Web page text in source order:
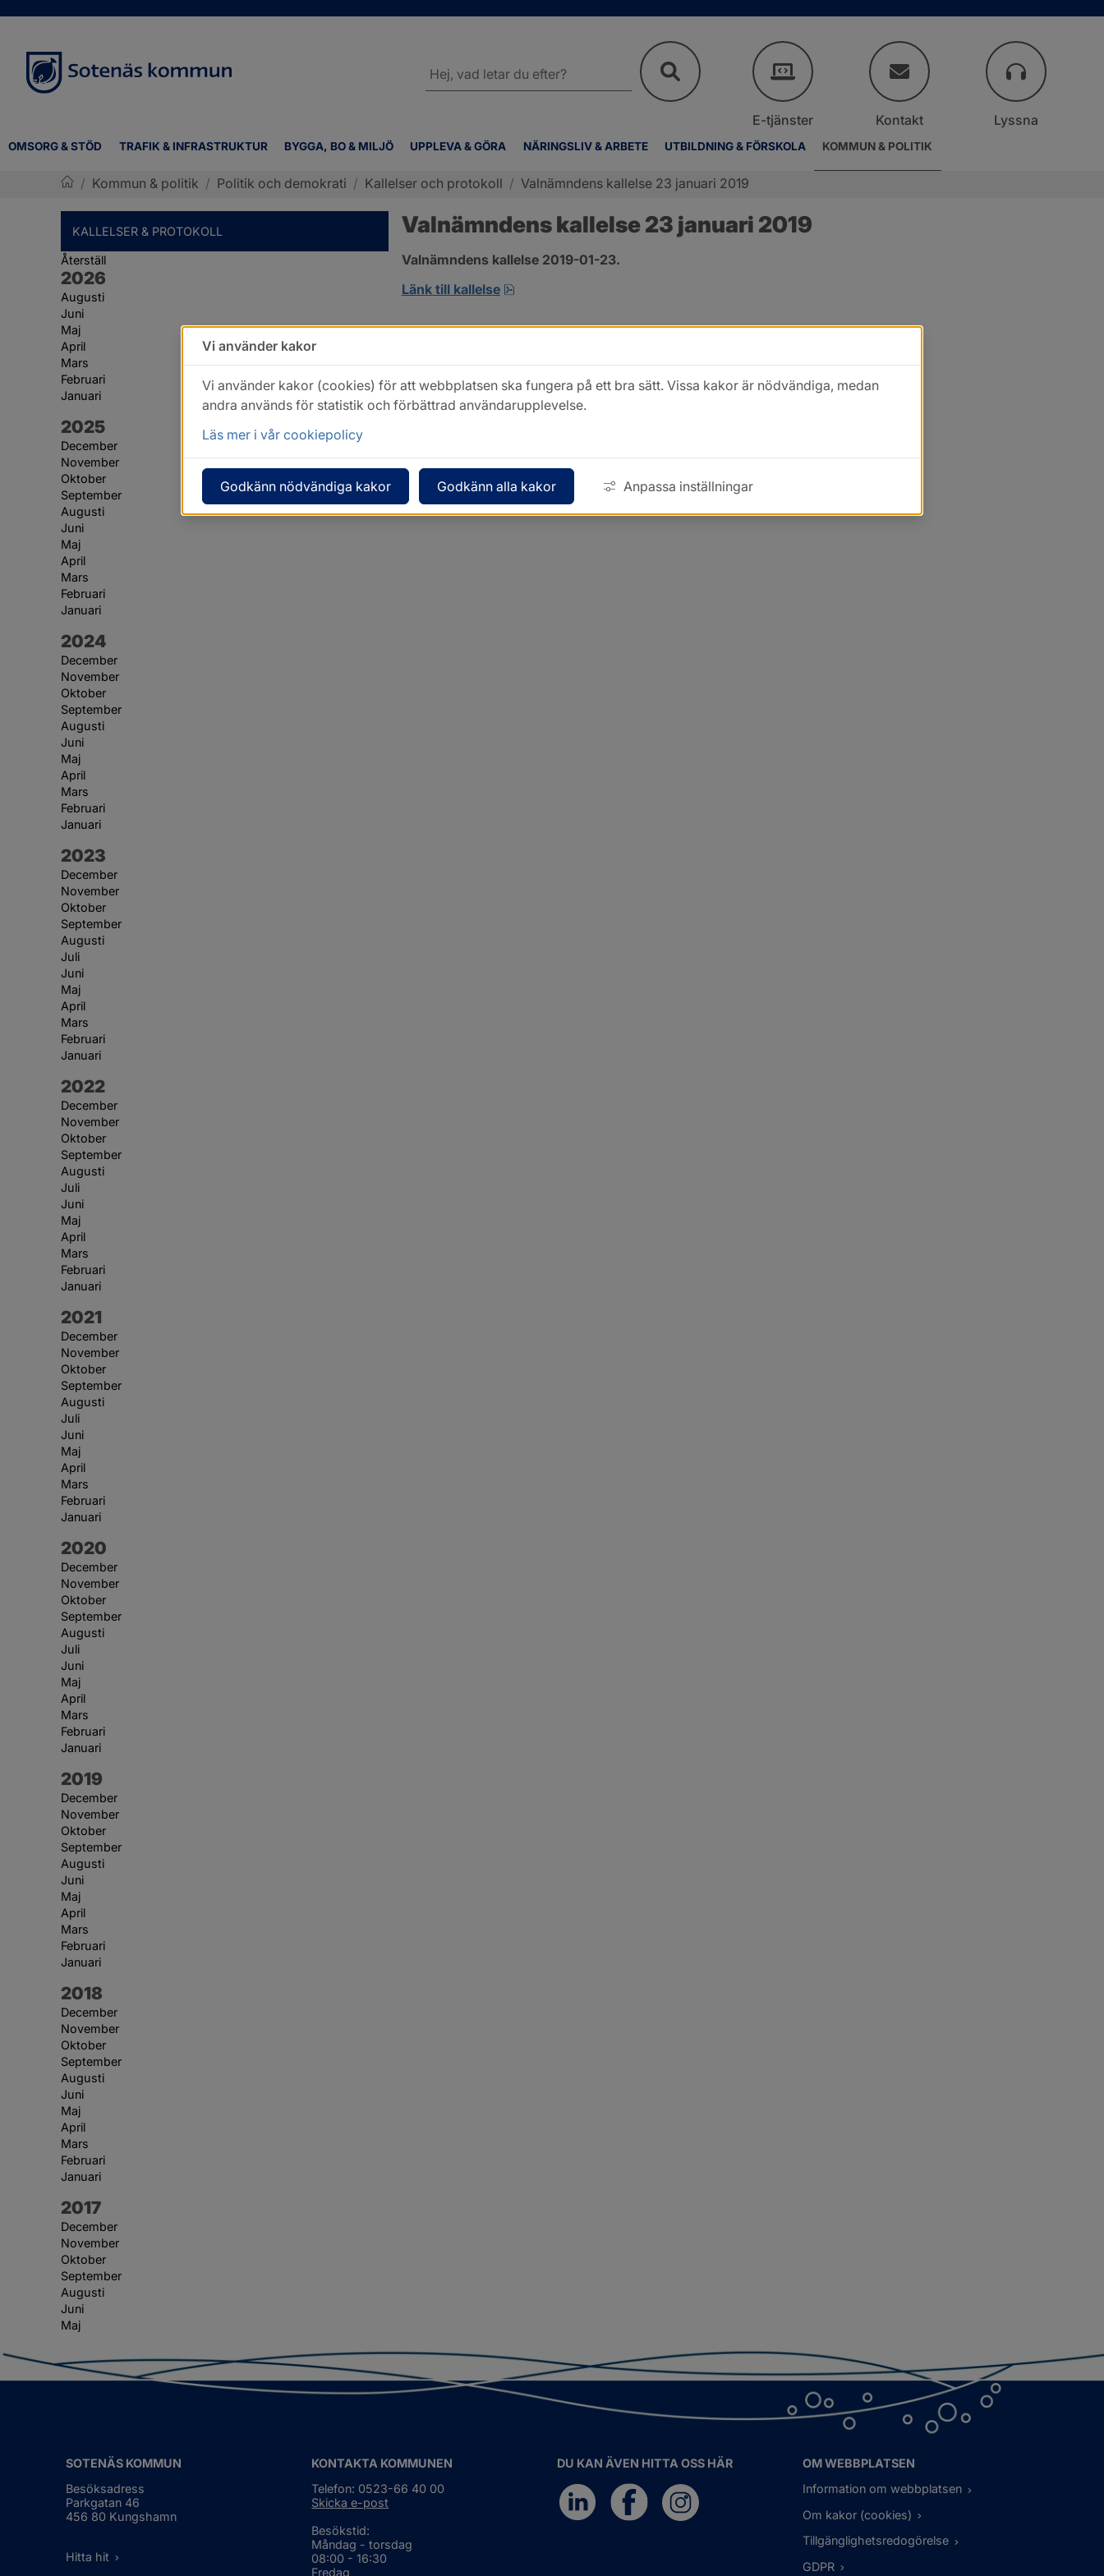
OMSORG & STÖD TRAFIK & INFRASTRUKTUR BYGGA, BO & MILJÖ UPPLEVA & GÖRA NÄRINGSLIV & ARBETE UTBILDNING & FÖRSKOLA KOMMUN & POLITIK
webbplatsen
E-tjänster Kontakt Lyssna
/ Kommun & politik / Politik och demokrati / Kallelser och protokoll / Valnämndens kallelse 23 januari 2019
KALLELSER & PROTOKOLL
Återställ
År:
2026
Augusti
Juni
Maj
April
Mars
Februari
Januari
År:
2025
December
November
Oktober
September
Augusti
Juni
Maj
April
Mars
Februari
Januari
År:
2024
December
November
Oktober
September
Augusti
Juni
Maj
April
Mars
Februari
Januari
År:
2023
December
November
Oktober
September
Augusti
Juli
Juni
Maj
April
Mars
Februari
Januari
År:
2022
December
November
Oktober
September
Augusti
Juli
Juni
Maj
April
Mars
Februari
Januari
År:
2021
December
November
Oktober
September
Augusti
Juli
Juni
Maj
April
Mars
Februari
Januari
År:
2020
December
November
Oktober
September
Augusti
Juli
Juni
Maj
April
Mars
Februari
Januari
År:
2019
December
November
Oktober
September
Augusti
Juni
Maj
April
Mars
Februari
Januari
År:
2018
December
November
Oktober
September
Augusti
Juni
Maj
April
Mars
Februari
Januari
År:
2017
December
November
Oktober
September
Augusti
Juni
Maj
Valnämndens kallelse 23 januari 2019
Valnämndens kallelse 2019-01-23.
Länk till kallelse
pdf.
SOTENÄS KOMMUN
Besöksadress
Parkgatan 46
456 80 Kungshamn
Hitta hit
KONTAKTA KOMMUNEN
Telefon: 0523-66 40 00
Skicka e-post
Besökstid:
Måndag - torsdag
08:00 - 16:30
Fredag
DU KAN ÄVEN HITTA OSS HÄR
OM WEBBPLATSEN
Information om webbplatsen
Om kakor (cookies)
Tillgänglighetsredogörelse
GDPR
Vi använder kakor
Vi använder kakor (cookies) för att webbplatsen ska fungera på ett bra sätt. Vissa kakor är nödvändiga, medan
andra används för statistik och förbättrad användarupplevelse.
Läs mer i vår cookiepolicy
Godkänn nödvändiga kakor Godkänn alla kakor Anpassa inställningar